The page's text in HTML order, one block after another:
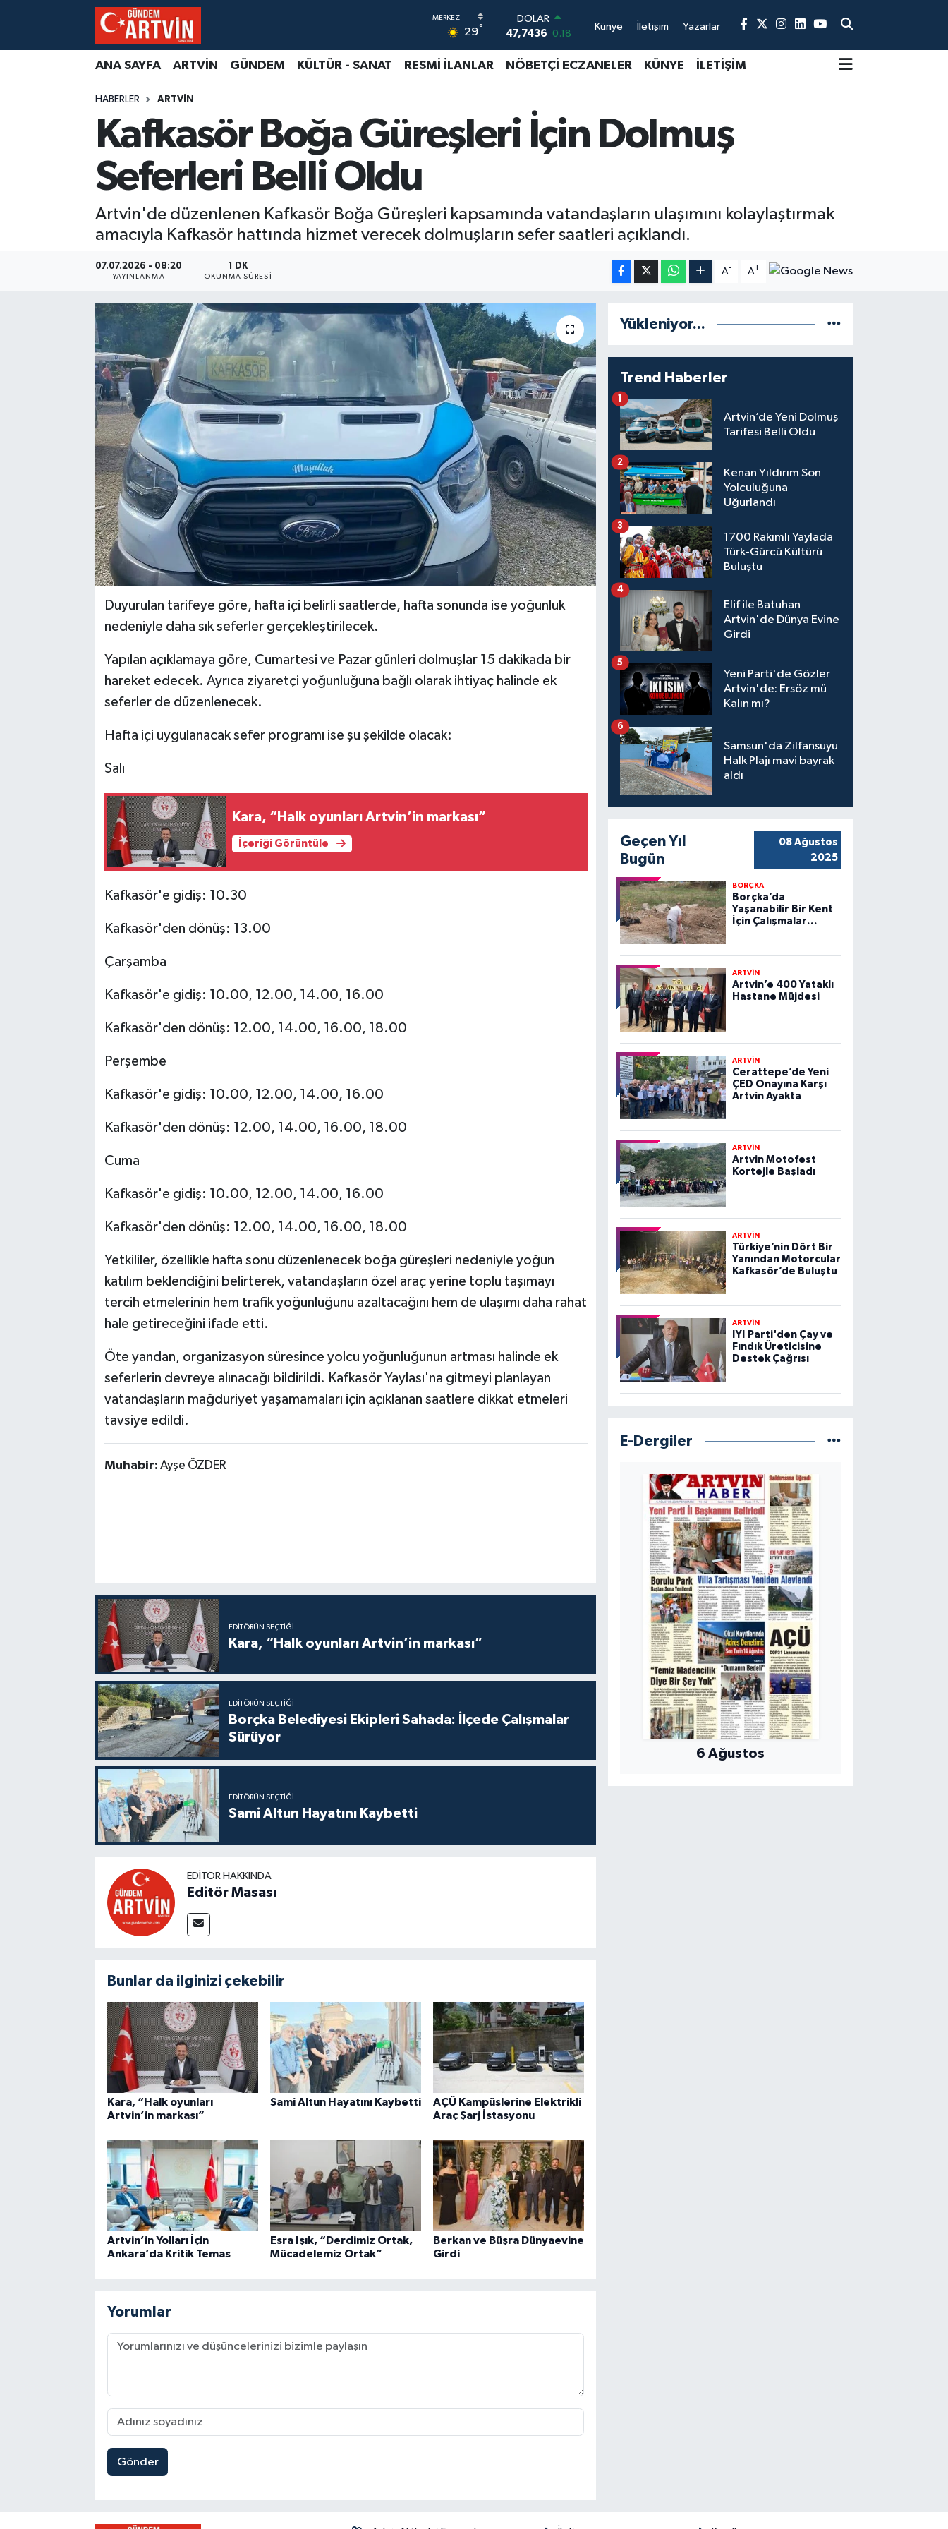
29°
DOLAR
47,7436 0.18
EURO
55,2510 0.32
6660.55
0.03
BİST100
13.779 -14
Künye İletişim Yazarlar
ANA SAYFA ARTVİN GÜNDEM KÜLTÜR - SANAT RESMİ İLANLAR NÖBETÇİ ECZANELER KÜNYE İLETİŞİM
HABERLER ARTVİN
Kafkasör Boğa Güreşleri İçin Dolmuş
Seferleri Belli Oldu
Artvin'de düzenlenen Kafkasör Boğa Güreşleri kapsamında vatandaşların ulaşımını kolaylaştırmak
amacıyla Kafkasör hattında hizmet verecek dolmuşların sefer saatleri açıklandı.
07.07.2026 - 08:20
YAYINLANMA
1 DK
OKUNMA SÜRESI
A- A+
Duyurulan tarifeye göre, hafta içi belirli saatlerde, hafta sonunda ise yoğunluk
nedeniyle daha sık seferler gerçekleştirilecek.
Yapılan açıklamaya göre, Cumartesi ve Pazar günleri dolmuşlar 15 dakikada bir
hareket edecek. Ayrıca ziyaretçi yoğunluğuna bağlı olarak ihtiyaç halinde ek
seferler de düzenlenecek.
Hafta içi uygulanacak sefer programı ise şu şekilde olacak:
Salı
Kara, “Halk oyunları Artvin’in markası”
İçeriği Görüntüle
Kafkasör'e gidiş: 10.30
Kafkasör'den dönüş: 13.00
Çarşamba
Kafkasör'e gidiş: 10.00, 12.00, 14.00, 16.00
Kafkasör'den dönüş: 12.00, 14.00, 16.00, 18.00
Perşembe
Kafkasör'e gidiş: 10.00, 12.00, 14.00, 16.00
Kafkasör'den dönüş: 12.00, 14.00, 16.00, 18.00
Cuma
Kafkasör'e gidiş: 10.00, 12.00, 14.00, 16.00
Kafkasör'den dönüş: 12.00, 14.00, 16.00, 18.00
Yetkililer, özellikle hafta sonu düzenlenecek boğa güreşleri nedeniyle yoğun
katılım beklendiğini belirterek, vatandaşların özel araç yerine toplu taşımayı
tercih etmelerinin hem trafik yoğunluğunu azaltacağını hem de ulaşımı daha rahat
hale getireceğini ifade etti.
Öte yandan, organizasyon süresince yolcu yoğunluğunun artması halinde ek
seferlerin devreye alınacağı bildirildi. Kafkasör Yaylası'na gitmeyi planlayan
vatandaşların mağduriyet yaşamamaları için açıklanan saatlere dikkat etmeleri
tavsiye edildi.
Muhabir: Ayşe ÖZDER
EDITÖRÜN SEÇTIĞI
Kara, “Halk oyunları Artvin’in markası”
EDITÖRÜN SEÇTIĞI
Borçka Belediyesi Ekipleri Sahada: İlçede Çalışmalar
Sürüyor
EDITÖRÜN SEÇTIĞI
Sami Altun Hayatını Kaybetti
EDITÖR HAKKINDA
Editör Masası
Bunlar da ilginizi çekebilir
Kara, “Halk oyunları
Artvin’in markası”
Sami Altun Hayatını Kaybetti
AÇÜ Kampüslerine Elektrikli
Araç Şarj İstasyonu
Artvin’in Yolları İçin
Ankara’da Kritik Temas
Esra Işık, “Derdimiz Ortak,
Mücadelemiz Ortak”
Berkan ve Büşra Dünyaevine
Girdi
Yorumlar
Gönder
Yükleniyor...
Trend Haberler
Artvin’de Yeni Dolmuş
Tarifesi Belli Oldu
1
Kenan Yıldırım Son
Yolculuğuna
Uğurlandı
2
1700 Rakımlı Yaylada
Türk-Gürcü Kültürü
Buluştu
3
Elif ile Batuhan
Artvin'de Dünya Evine
Girdi
4
Yeni Parti'de Gözler
Artvin'de: Ersöz mü
Kalın mı?
5
Samsun'da Zilfansuyu
Halk Plajı mavi bayrak
aldı
6
Geçen Yıl
Bugün
08 Ağustos
2025
BORÇKA
Borçka’da
Yaşanabilir Bir Kent
İçin Çalışmalar
ARTVİN
Artvin’e 400 Yataklı
Hastane Müjdesi
ARTVİN
Cerattepe’de Yeni
ÇED Onayına Karşı
Artvin Ayakta
ARTVİN
Artvin Motofest
Kortejle Başladı
ARTVİN
Türkiye’nin Dört Bir
Yanından Motorcular
Kafkasör’de Buluştu
ARTVİN
İYİ Parti'den Çay ve
Fındık Üreticisine
Destek Çağrısı
E-Dergiler
6 Ağustos